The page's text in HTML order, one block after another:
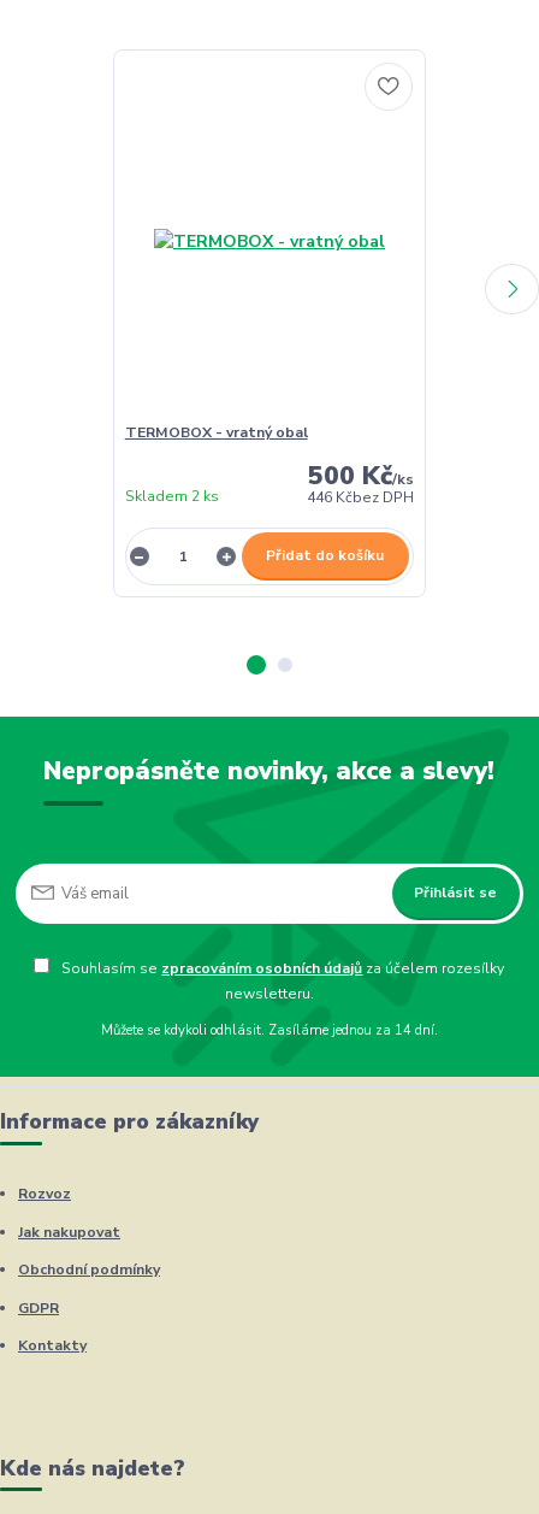
TERMOBOX - vratný obal
500 Kč/ks
446 Kčbez DPH
Skladem 2 ks
Přidat do košíku
Nepropásněte novinky, akce a slevy!
Přihlásit se
Souhlasím se zpracováním osobních údajů za účelem rozesílky
newsletteru.
Můžete se kdykoli odhlásit. Zasíláme jednou za 14 dní.
Informace pro zákazníky
Rozvoz
Jak nakupovat
Obchodní podmínky
GDPR
Kontakty
Kde nás najdete?